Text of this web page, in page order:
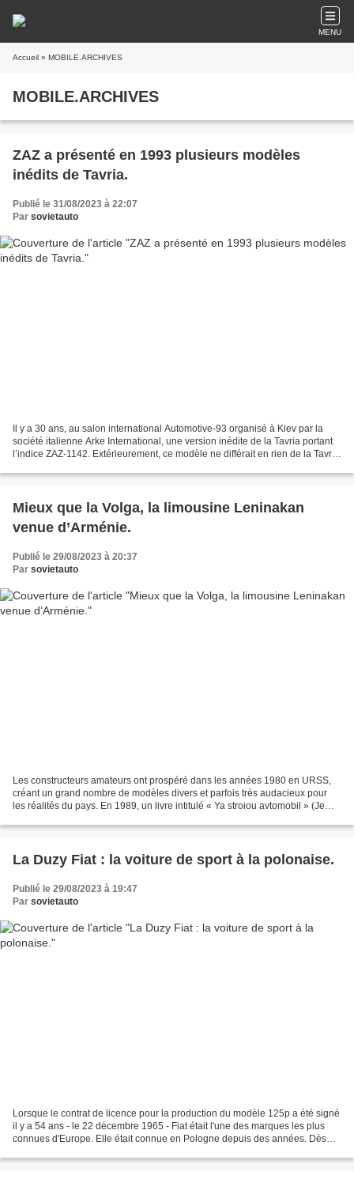
MENU
Accueil » MOBILE.ARCHIVES
MOBILE.ARCHIVES
ZAZ a présenté en 1993 plusieurs modèles
inédits de Tavria.
Publié le 31/08/2023 à 22:07
Par sovietauto
Il y a 30 ans, au salon international Automotive-93 organisé à Kiev par la
société italienne Arke International, une version inédite de la Tavria portant
l’indice ZAZ-1142. Extérieurement, ce modèle ne différait en rien de la Tavria
Mieux que la Volga, la limousine Leninakan
venue d’Arménie.
Publié le 29/08/2023 à 20:37
Par sovietauto
Les constructeurs amateurs ont prospéré dans les années 1980 en URSS,
créant un grand nombre de modèles divers et parfois très audacieux pour
les réalités du pays. En 1989, un livre intitulé « Ya stroiou avtomobil » (Je
La Duzy Fiat : la voiture de sport à la polonaise.
Publié le 29/08/2023 à 19:47
Par sovietauto
Lorsque le contrat de licence pour la production du modèle 125p a été signé
il y a 54 ans - le 22 décembre 1965 - Fiat était l'une des marques les plus
connues d'Europe. Elle était connue en Pologne depuis des années. Dès